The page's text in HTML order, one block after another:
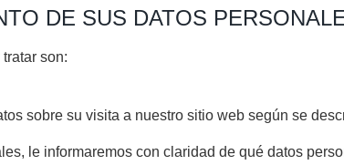
DE SUS DATOS
son:
sobre su visita a nuestro sitio web según se
le informaremos con claridad de qué datos